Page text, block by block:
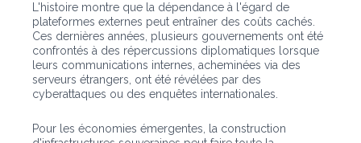
L'histoire montre que la dépendance à l'égard de
plateformes externes peut entraîner des coûts cachés.
Ces dernières années, plusieurs gouvernements ont été
confrontés à des répercussions diplomatiques lorsque
leurs communications internes, acheminées via des
serveurs étrangers, ont été révélées par des
cyberattaques ou des enquêtes internationales.
Pour les économies émergentes, la construction